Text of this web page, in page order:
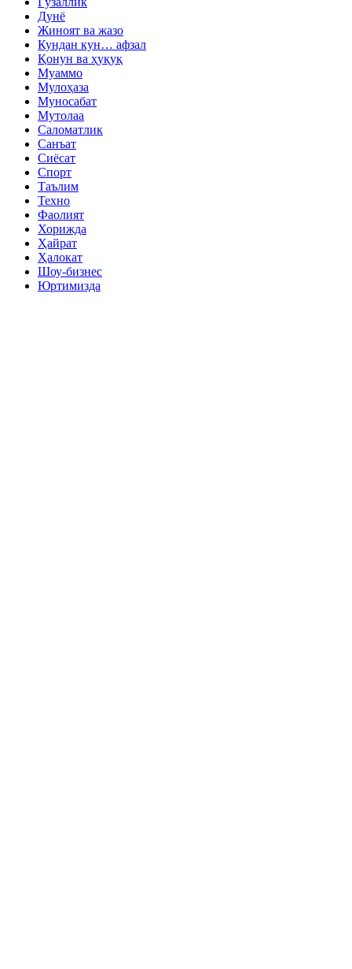
Дунё
Жиноят ва жазо
Кундан кун… афзал
Қонун ва ҳуқуқ
Муаммо
Мулоҳаза
Муносабат
Мутолаа
Саломатлик
Санъат
Сиёсат
Спорт
Таълим
Техно
Фаолият
Хорижда
Ҳайрат
Ҳалокат
Шоу-бизнес
Юртимизда